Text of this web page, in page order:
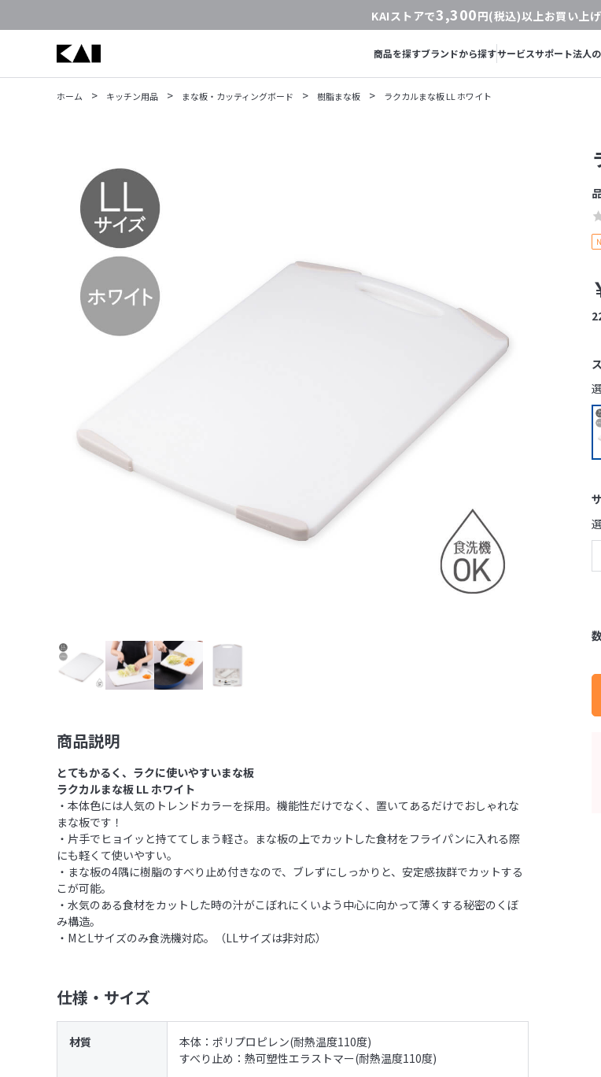
KAIストアで3,300円(税込)以上お買い上
商品を探すブランドから探すサービスサポート法人
ホーム > キッチン用品 > まな板・カッティングボード > 樹脂まな板 > ラクカルまな板 LL ホワイト
商品説明
とてもかるく、ラクに使いやすいまな板
ラクカルまな板 LL ホワイト
・本体色には人気のトレンドカラーを採用。機能性だけでなく、置いてあるだけでおしゃれな
まな板です！
・片手でヒョイッと持ててしまう軽さ。まな板の上でカットした食材をフライパンに入れる際
にも軽くて使いやすい。
・まな板の4隅に樹脂のすべり止め付きなので、ブレずにしっかりと、安定感抜群でカットする
こが可能。
・水気のある食材をカットした時の汁がこぼれにくいよう中心に向かって薄くする秘密のくぼ
み構造。
・MとLサイズのみ食洗機対応。（LLサイズは非対応）
仕様・サイズ
材質
本体：ポリプロピレン(耐熱温度110度)
すべり止め：熱可塑性エラストマー(耐熱温度110度)